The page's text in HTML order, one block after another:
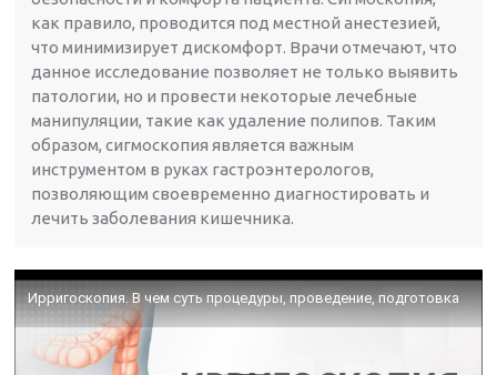
как правило, проводится под местной анестезией,
что минимизирует дискомфорт. Врачи отмечают, что
данное исследование позволяет не только выявить
патологии, но и провести некоторые лечебные
манипуляции, такие как удаление полипов. Таким
образом, сигмоскопия является важным
инструментом в руках гастроэнтерологов,
позволяющим своевременно диагностировать и
лечить заболевания кишечника.
Ирригоскопия. В чем суть процедуры, проведение, подготовка